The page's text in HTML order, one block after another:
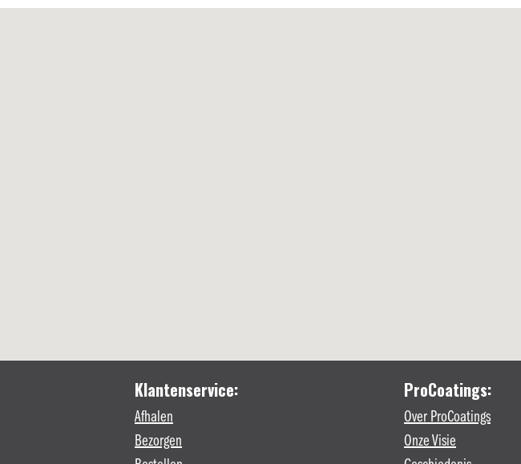
Klantenservice:
Afhalen
Bezorgen
ProCoatings:
Over ProCoatings
Onze Visie